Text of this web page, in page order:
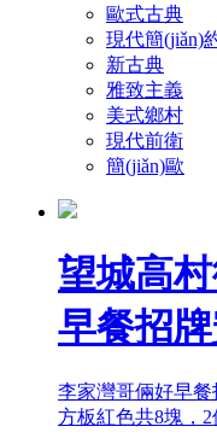
歐式古典
現代簡(jiǎn)
新古典
雅致主義
美式鄉村
現代前衛
簡(jiǎn)歐
望城高
早餐招
李家灣哥倆好早餐
方板紅色共8塊